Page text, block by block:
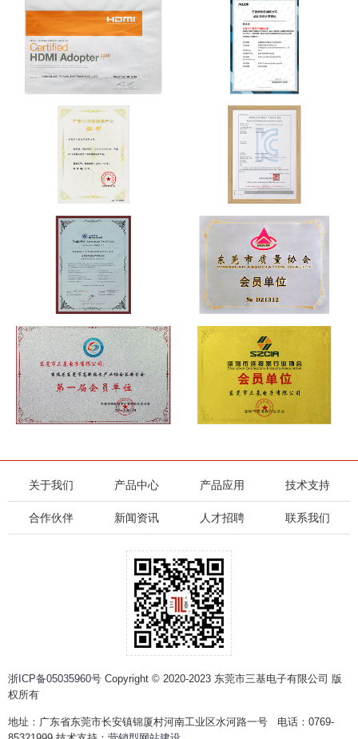
关于我们 产品中心 产品应用 技术支持
合作伙伴 新闻资讯 人才招聘 联系我们
浙ICP备05035960号 Copyright © 2020-2023 东莞市三基电子有限公司 版
权所有
地址：广东省东莞市长安镇锦厦村河南工业区水河路一号 电话：0769-